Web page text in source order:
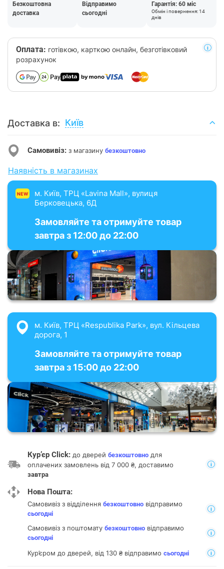
Безкоштовна
доставка
Відправимо
сьогодні
Гарантія: 60 міс
Обмін і повернення: 14
днів
Оплата: готівкою, карткою онлайн, безготівковий
розрахунок
Доставка в: Київ
Самовивіз: з магазину безкоштовно
Наявність в магазинах
NEW
м. Київ, ТРЦ «Lavina Mall», вулиця
Берковецька, 6Д
Замовляйте та отримуйте товар
завтра з 12:00 до 22:00
м. Київ, ТРЦ «Respublika Park», вул. Кільцева
дорога, 1
Замовляйте та отримуйте товар
завтра з 15:00 до 22:00
Кур’єр Click: до дверей безкоштовно для
оплачених замовлень від 7 000 ₴, доставимо
завтра
Нова Пошта:
Самовивіз з відділення безкоштовно відправимо
сьогодні
Самовивіз з поштомату безкоштовно відправимо
сьогодні
Кур’єром до дверей, від 130 ₴ відправимо сьогодні